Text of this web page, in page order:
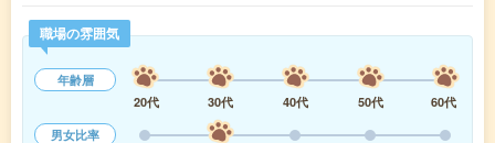
職場の雰囲気
年齢層
20代
30代 40代 50代
60代
男女比率